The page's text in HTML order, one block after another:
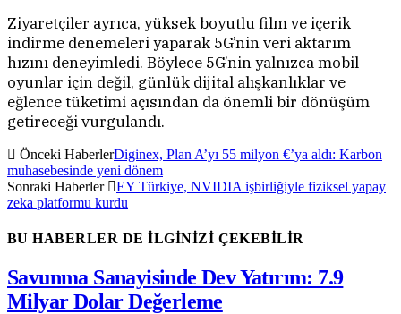
Ziyaretçiler ayrıca, yüksek boyutlu film ve içerik
indirme denemeleri yaparak 5G’nin veri aktarım
hızını deneyimledi. Böylece 5G’nin yalnızca mobil
oyunlar için değil, günlük dijital alışkanlıklar ve
eğlence tüketimi açısından da önemli bir dönüşüm
getireceği vurgulandı.
Önceki HaberlerDiginex, Plan A’yı 55 milyon €’ya aldı: Karbon
muhasebesinde yeni dönem
Sonraki Haberler
EY Türkiye, NVIDIA işbirliğiyle fiziksel yapay
zeka platformu kurdu
BU HABERLER DE İLGİNİZİ ÇEKEBİLİR
Savunma Sanayisinde Dev Yatırım: 7.9
Milyar Dolar Değerleme